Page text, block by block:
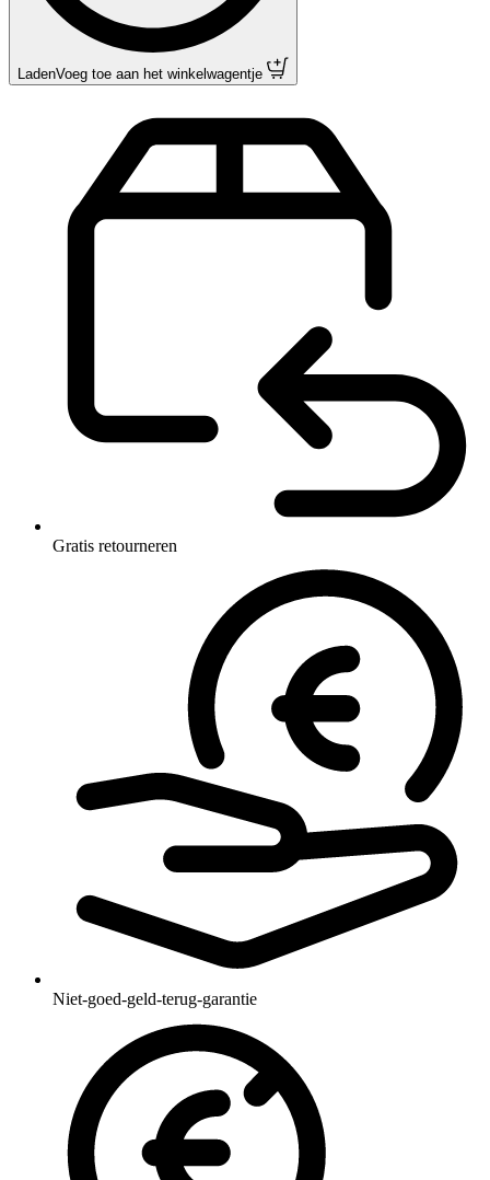
Laden Voeg toe aan het winkelwagentje
Gratis retourneren
Niet-goed-geld-terug-garantie